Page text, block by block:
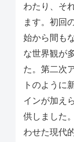
わたり、そ
ます。初回
始から間も
な世界観が
た。第二次
トのように
インが加え
供しました
わせた現代